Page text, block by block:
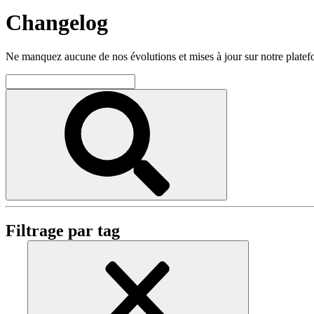
Changelog
Ne manquez aucune de nos évolutions et mises à jour sur notre
Filtrage par tag